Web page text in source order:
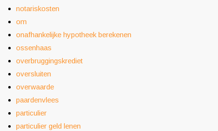
notariskosten
om
onafhankelijke hypotheek berekenen
ossenhaas
overbruggingskrediet
oversluiten
overwaarde
paardenvlees
particulier
particulier geld lenen